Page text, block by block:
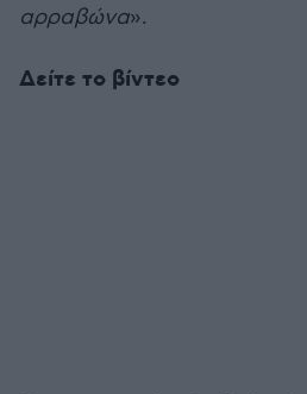
αρραβώνα».
Δείτε το βίντεο